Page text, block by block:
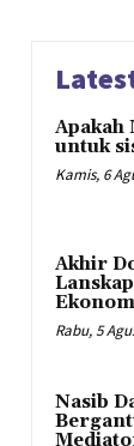
Apakah
untuk
Kamis, 6
Akhir
Rabu, 5
Nasib